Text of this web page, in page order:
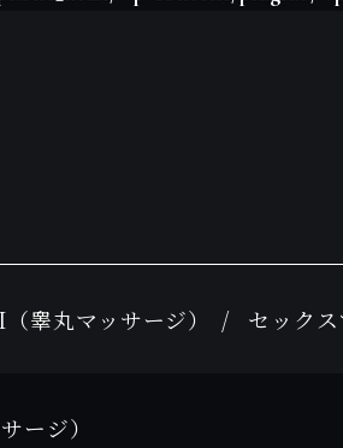
睾丸マッサージ） セックス
ージ）